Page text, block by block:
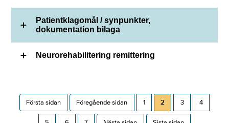
Patientklagomål / synpunkter,
dokumentation bilaga
Neurorehabilitering remittering
Första sidan Föregående sidan 1 2 3 4